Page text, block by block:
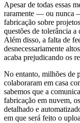
Apesar de todas essas
raramente — ou nunca
fabricação sobre
questões de tolerância
Além disso, a falta de
desnecessariamente
acaba prejudicando os
No entanto, milhões de
colaboraram em casa
sabemos que a
fabricação em nuvem,
detalhado e
em que será feito o